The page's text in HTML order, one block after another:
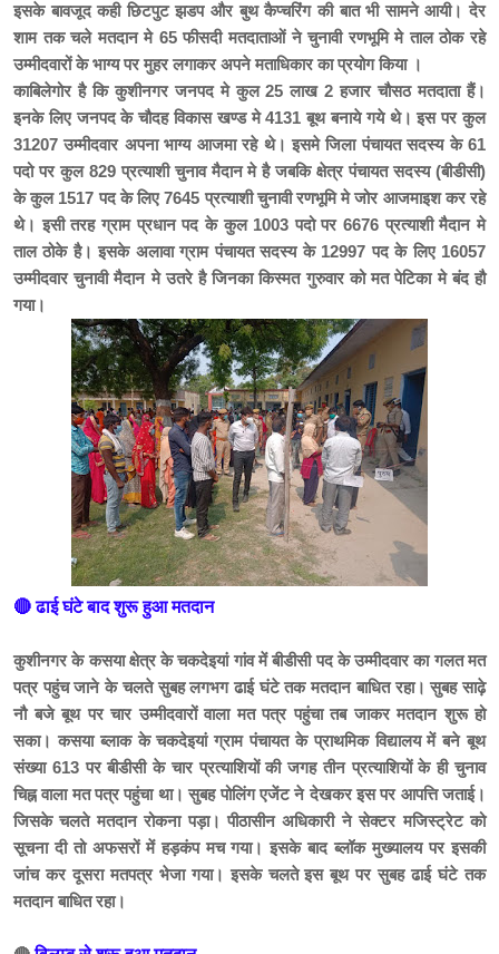
इसके बावजूद कही छिटपुट झडप और बुथ कैप्चरिंग की बात भी सामने आयी। देर
शाम तक चले मतदान मे 65 फीसदी मतदाताओं ने चुनावी रणभूमि मे ताल ठोक रहे
उम्मीदवारों केभाग्य पर मुहर लगाकर अपने मताधिकार का प्रयोग किया ।
काबिलेगोर है कि कुशीनगर जनपद मे कुल 25 लाख 2 हजार चौसठ मतदाता हैं।
इनके लिए जनपद के चौदह विकास खण्ड मे 4131 बूथ बनाये गये थे। इस पर कुल
31207 उम्मीदवार अपना भाग्य आजमा रहे थे। इसमे जिला पंचायत सदस्य के 61
पदो पर कुल 829 प्रत्याशी चुनाव मैदान मे है जबकि क्षेत्र पंचायत सदस्य (बीडीसी)
के कुल 1517 पद के लिए 7645 प्रत्याशी चुनावी रणभूमि मे जोर आजमाइश कर रहे
थे। इसी तरह ग्राम प्रधान पद के कुल 1003 पदो पर 6676 प्रत्याशी मैदान मे
ताल ठोके है। इसके अलावा ग्राम पंचायत सदस्य के 12997 पद के लिए 16057
उम्मीदवार चुनावी मैदान मे उतरे है जिनका किस्मत गुरुवार को मत पेटिका मे बंद हौ
गया।
🔴 ढाई घंटे बाद शुरू हुआ मतदान
कुशीनगर के कसया क्षेत्र के चकदेइयां गांव में बीडीसी पद के उम्मीदवार का गलत मत
पत्र पहुंच जाने के चलते सुबह लगभग ढाई घंटे तक मतदान बाधित रहा। सुबह साढ़े
नौ बजे बूथ पर चार उम्मीदवारों वाला मत पत्र पहुंचा तब जाकर मतदान शुरू हो
सका। कसया ब्लाक के चकदेइयां ग्राम पंचायत के प्राथमिक विद्यालय में बने बूथ
संख्या 613 पर बीडीसी के चार प्रत्याशियों की जगह तीन प्रत्याशियों के ही चुनाव
चिह्न वाला मत पत्र पहुंचा था। सुबह पोलिंग एजेंट ने देखकर इस पर आपत्ति जताई।
जिसके चलते मतदान रोकना पड़ा। पीठासीन अधिकारी ने सेक्टर मजिस्ट्रेट को
सूचना दी तो अफसरों में हड़कंप मच गया। इसके बाद ब्लॉक मुख्यालय पर इसकी
जांच कर दूसरा मतपत्र भेजा गया। इसके चलते इस बूथ पर सुबह ढाई घंटे तक
मतदान बाधित रहा।